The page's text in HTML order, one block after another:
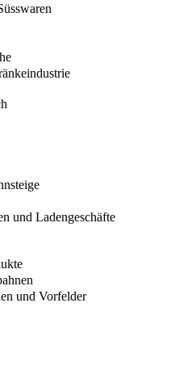
und Ladengeschäfte
und Vorfelder